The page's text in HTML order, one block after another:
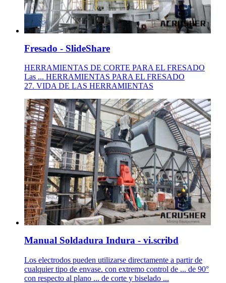
Fresado - SlideShare
HERRAMIENTAS DE CORTE PARA EL FRESADO
Las ... HERRAMIENTAS PARA EL FRESADO
27. VIDA DE LAS HERRAMIENTAS
Manual Soldadura Indura - vi.scribd
Los electrodos pueden utilizarse directamente a partir de
cualquier tipo de envase. con extremo control de ... de 90°
con respecto al plano ... de corte y biselado ...